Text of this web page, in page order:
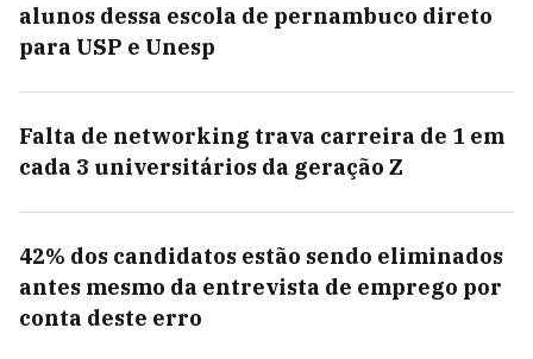
alunos dessa escola de pernambuco direto
para USP e Unesp
Falta de networking trava carreira de 1 em
cada 3 universitários da geração Z
42% dos candidatos estão sendo eliminados
antes mesmo da entrevista de emprego por
conta deste erro